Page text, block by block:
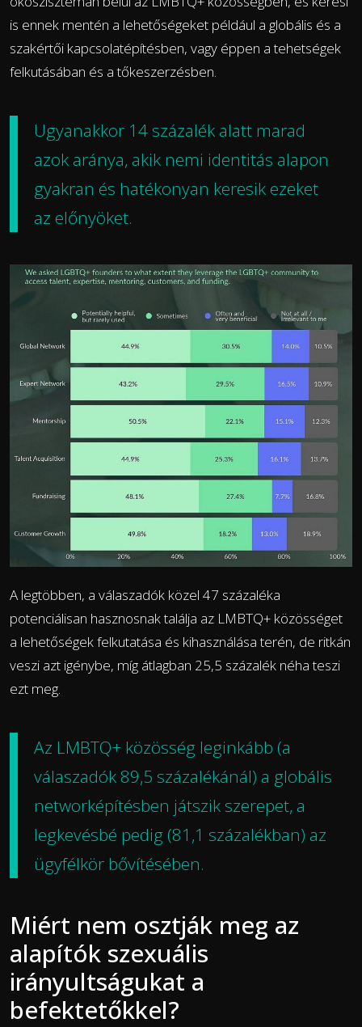
is ennek mentén a lehetőségeket például a globális és a
szakértői kapcsolatépítésben, vagy éppen a tehetségek
felkutásában és a tőkeszerzésben.
Ugyanakkor 14 százalék alatt marad
azok aránya, akik nemi identitás alapon
gyakran és hatékonyan keresik ezeket
az előnyöket.
A legtöbben, a válaszadók közel 47 százaléka
potenciálisan hasznosnak találja az LMBTQ+ közösséget
a lehetőségek felkutatása és kihasználása terén, de ritkán
veszi azt igénybe, míg átlagban 25,5 százalék néha teszi
ezt meg.
Az LMBTQ+ közösség leginkább (a
válaszadók 89,5 százalékánál) a globális
networképítésben játszik szerepet, a
legkevésbé pedig (81,1 százalékban) az
ügyfélkör bővítésében.
Miért nem osztják meg az
alapítók szexuális
irányultságukat a
befektetőkkel?